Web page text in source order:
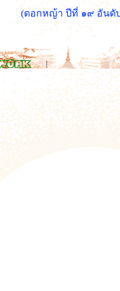
(ดอกหญ้า ปีที่ ๑๙ อันดั
.|